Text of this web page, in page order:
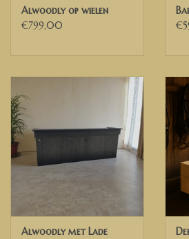
Zuilen & Pilaren
Alwoodly op wielen
€799,00
Alwoodly met Lade